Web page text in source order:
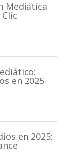
Mediática
en 2025
en 2025: